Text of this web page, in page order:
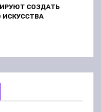
СОЗДАТЬ
ИСКУССТВА